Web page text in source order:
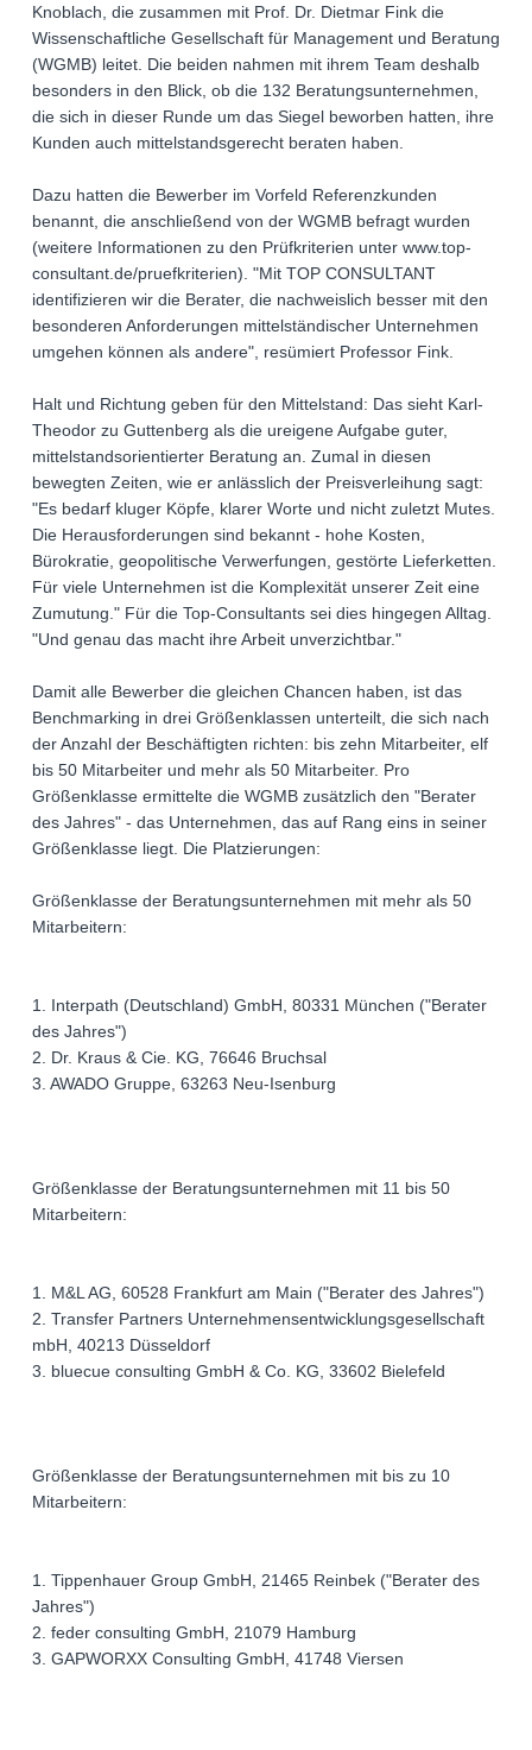
Knoblach, die zusammen mit Prof. Dr. Dietmar Fink die
Wissenschaftliche Gesellschaft für Management und Beratung
(WGMB) leitet. Die beiden nahmen mit ihrem Team deshalb
besonders in den Blick, ob die 132 Beratungsunternehmen,
die sich in dieser Runde um das Siegel beworben hatten, ihre
Kunden auch mittelstandsgerecht beraten haben.
Dazu hatten die Bewerber im Vorfeld Referenzkunden
benannt, die anschließend von der WGMB befragt wurden
(weitere Informationen zu den Prüfkriterien unter www.top-
consultant.de/pruefkriterien). "Mit TOP CONSULTANT
identifizieren wir die Berater, die nachweislich besser mit den
besonderen Anforderungen mittelständischer Unternehmen
umgehen können als andere", resümiert Professor Fink.
Halt und Richtung geben für den Mittelstand: Das sieht Karl-
Theodor zu Guttenberg als die ureigene Aufgabe guter,
mittelstandsorientierter Beratung an. Zumal in diesen
bewegten Zeiten, wie er anlässlich der Preisverleihung sagt:
"Es bedarf kluger Köpfe, klarer Worte und nicht zuletzt Mutes.
Die Herausforderungen sind bekannt - hohe Kosten,
Bürokratie, geopolitische Verwerfungen, gestörte Lieferketten.
Für viele Unternehmen ist die Komplexität unserer Zeit eine
Zumutung." Für die Top-Consultants sei dies hingegen Alltag.
"Und genau das macht ihre Arbeit unverzichtbar."
Damit alle Bewerber die gleichen Chancen haben, ist das
Benchmarking in drei Größenklassen unterteilt, die sich nach
der Anzahl der Beschäftigten richten: bis zehn Mitarbeiter, elf
bis 50 Mitarbeiter und mehr als 50 Mitarbeiter. Pro
Größenklasse ermittelte die WGMB zusätzlich den "Berater
des Jahres" - das Unternehmen, das auf Rang eins in seiner
Größenklasse liegt. Die Platzierungen:
Größenklasse der Beratungsunternehmen mit mehr als 50
Mitarbeitern:
1. Interpath (Deutschland) GmbH, 80331 München ("Berater
des Jahres")
2. Dr. Kraus & Cie. KG, 76646 Bruchsal
3. AWADO Gruppe, 63263 Neu-Isenburg
Größenklasse der Beratungsunternehmen mit 11 bis 50
Mitarbeitern:
1. M&L AG, 60528 Frankfurt am Main ("Berater des Jahres")
2. Transfer Partners Unternehmensentwicklungsgesellschaft
mbH, 40213 Düsseldorf
3. bluecue consulting GmbH & Co. KG, 33602 Bielefeld
Größenklasse der Beratungsunternehmen mit bis zu 10
Mitarbeitern:
1. Tippenhauer Group GmbH, 21465 Reinbek ("Berater des
Jahres")
2. feder consulting GmbH, 21079 Hamburg
3. GAPWORXX Consulting GmbH, 41748 Viersen